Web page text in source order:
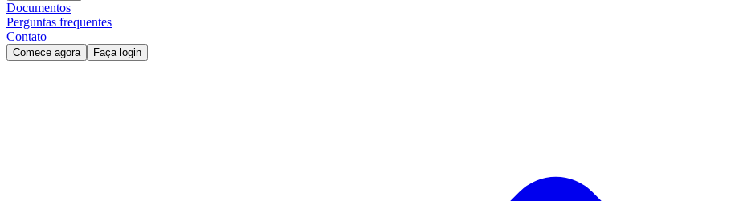
Documentos
Perguntas frequentes
Contato
Comece agora Faça login